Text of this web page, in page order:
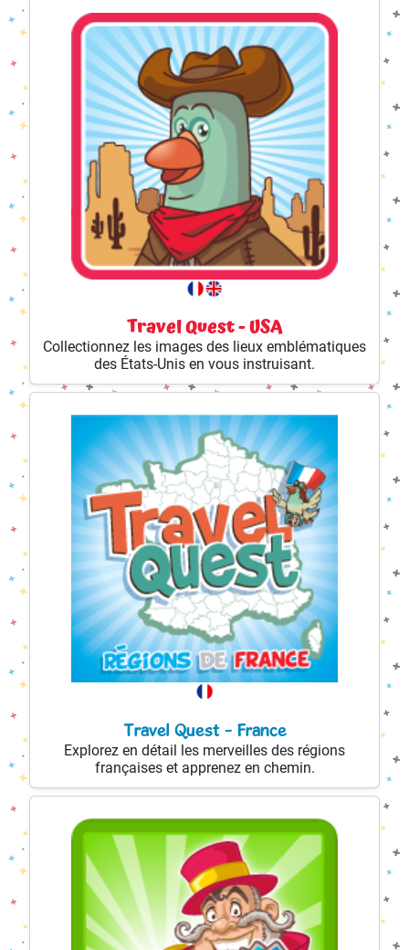
Travel Quest - USA
Collectionnez les images des lieux emblématiques
des États-Unis en vous instruisant.
Travel Quest - France
Explorez en détail les merveilles des régions
françaises et apprenez en chemin.